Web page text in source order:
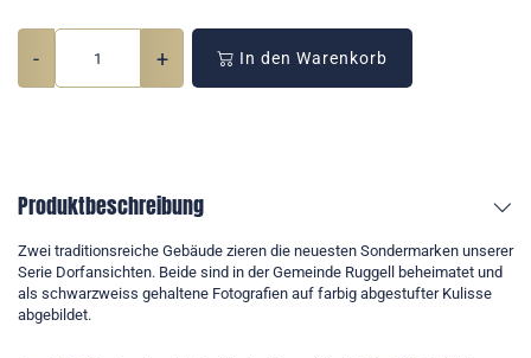
- + In den Warenkorb
Produktbeschreibung
Zwei traditionsreiche Gebäude zieren die neuesten Sondermarken unserer
Serie Dorfansichten. Beide sind in der Gemeinde Ruggell beheimatet und
als schwarzweiss gehaltene Fotografien auf farbig abgestufter Kulisse
abgebildet.